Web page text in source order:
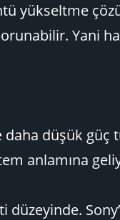
yükseltme
Yani
düşük güç
anlamına
düzeyinde.